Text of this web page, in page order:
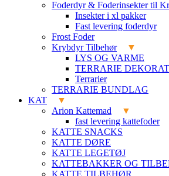
Foderdyr & Foderinsekter til
Insekter i xl pakker
Fast levering foderdyr
Frost Foder
Krybdyr Tilbehør
LYS OG VARME
TERRARIE
Terrarier
TERRARIE BUNDLAG
KAT
Arion Kattemad
fast levering kattefoder
KATTE SNACKS
KATTE DØRE
KATTE LEGETØJ
KATTEBAKKER OG
KATTE TILBEHØR